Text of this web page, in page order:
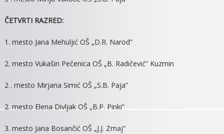
ČETVRTI RAZRED:
1. mesto Jana Mehuljić OŠ „D.R. Narod”
2. mesto Vukašin Pečenica OŠ „B. Radičević” Kuzmin
2 . mesto Mirjana Simić OŠ „S.B. Paja”
2. mesto Elena Divljak OŠ „B.P. Pinki”
3. mesto Jana Bosančić OŠ „J.J. Zmaj”